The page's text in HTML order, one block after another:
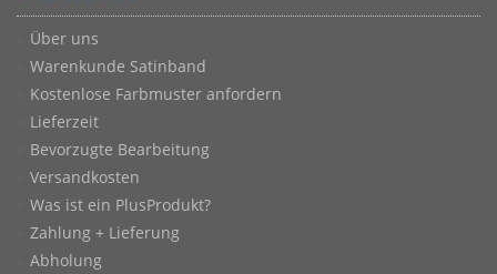
Über uns
Warenkunde Satinband
Kostenlose Farbmuster anfordern
Lieferzeit
Bevorzugte Bearbeitung
Versandkosten
Was ist ein PlusProdukt?
Zahlung + Lieferung
Abholung